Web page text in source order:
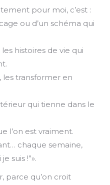
pour moi, c’est :
ou d’un schéma qui
histoires de vie qui
les transformer en
qui tienne dans le
l’on est vraiment.
chaque semaine,
suis !”».
parce qu’on croit